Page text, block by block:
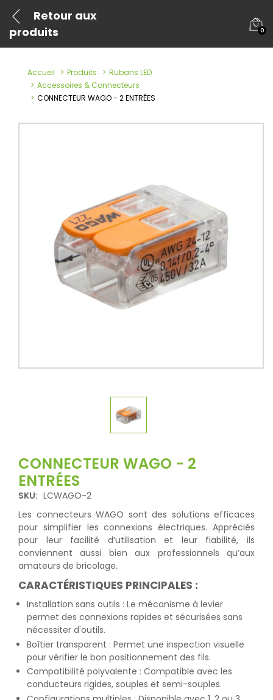
Retour aux
produits
0
Accueil Produits
Rubans LED
Accessoires & Connecteurs
CONNECTEUR WAGO - 2 ENTRÉES
CONNECTEUR WAGO - 2
ENTRÉES
SKU: LCWAGO-2
Les connecteurs WAGO sont des solutions efficaces
pour simplifier les connexions électriques. Appréciés
pour leur facilité d’utilisation et leur fiabilité, ils
conviennent aussi bien aux professionnels qu’aux
amateurs de bricolage.
CARACTÉRISTIQUES PRINCIPALES :
Installation sans outils : Le mécanisme à levier
permet des connexions rapides et sécurisées sans
nécessiter d'outils.
Boîtier transparent : Permet une inspection visuelle
pour vérifier le bon positionnement des fils.
Compatibilité polyvalente : Compatible avec les
conducteurs rigides, souples et semi-souples.